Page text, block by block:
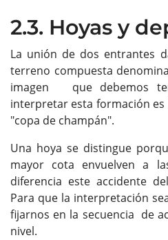
2.3. Hoyas y
La unión de dos entrantes
terreno compuesta
imagen que debemos
interpretar esta formación
"copa de champán".
Una hoya se distingue
mayor cota envuelven a
diferencia este accidente
Para que la interpretación
fijarnos en la secuencia de
nivel.